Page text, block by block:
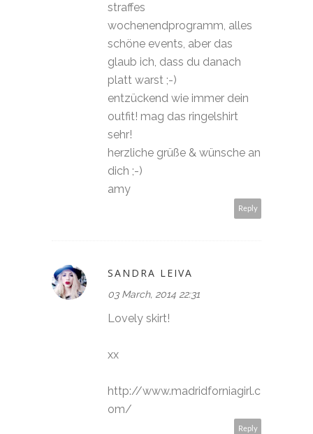
straffes
wochenendprogramm, alles
schöne events, aber das
glaub ich, dass du danach
platt warst ;-)
entzückend wie immer dein
outfit! mag das ringelshirt
sehr!
herzliche grüße & wünsche an
dich ;-)
amy
Reply
SANDRA LEIVA
03 March, 2014 22:31
Lovely skirt!
xx
http://www.madridforniagirl.c
om/
Reply